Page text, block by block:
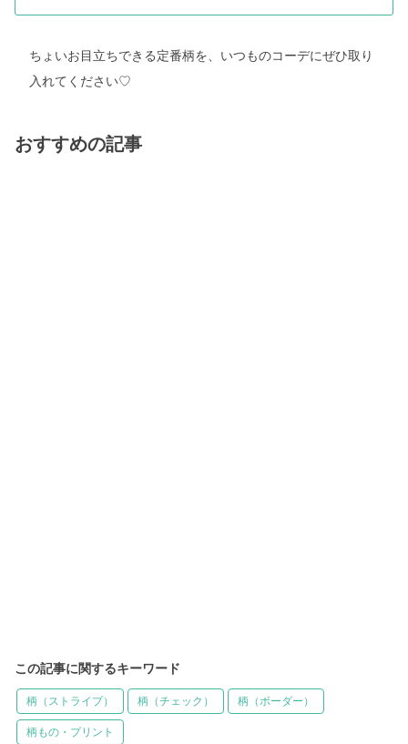
ちょいお目立ちできる定番柄を、いつものコーデにぜひ取り
入れてください♡
おすすめの記事
この記事に関するキーワード
柄（ストライプ） 柄（チェック） 柄（ボーダー）
柄もの・プリント